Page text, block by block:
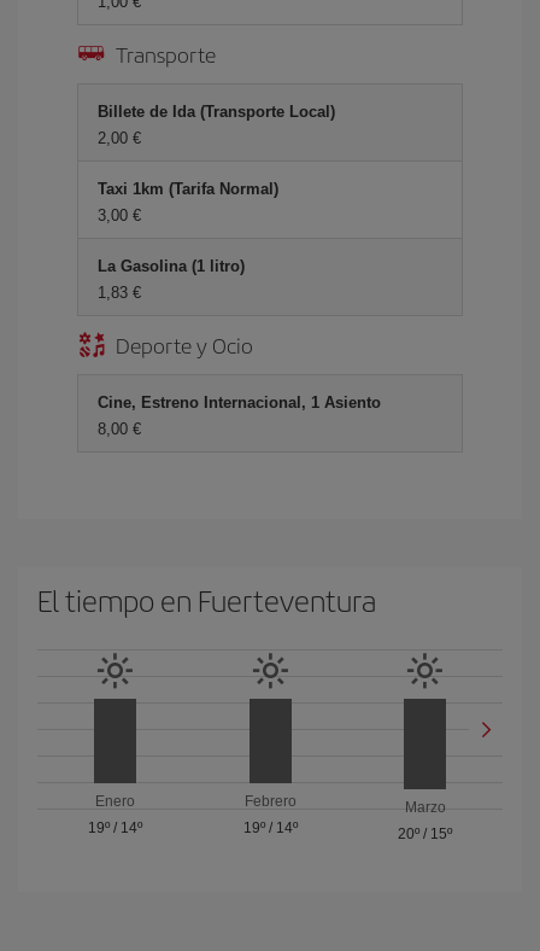
Transporte
Billete de Ida (Transporte Local)
2,00 €
Taxi 1km (Tarifa Normal)
3,00 €
La Gasolina (1 litro)
1,83 €
Deporte y Ocio
Cine, Estreno Internacional, 1 Asiento
8,00 €
El tiempo en Fuerteventura
Enero
19º/ 14º
Febrero
19º/ 14º
Marzo
20º / 15º